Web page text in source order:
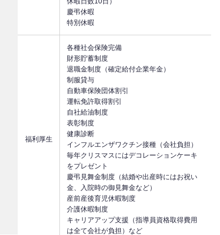
慶弔休暇
特別休暇
福利厚生
各種社会保険完備
財形貯蓄制度
退職金制度（確定給付企業年金）
制服貸与
自動車保険団体割引
運転免許取得割引
自社給油制度
表彰制度
健康診断
インフルエンザワクチン接種（会社負担）
毎年クリスマスにはデコレーションケーキ
をプレゼント
慶弔見舞金制度（結婚や出産時にはお祝い
金、入院時の御見舞金など）
産前産後育児休暇制度
介護休暇制度
キャリアアップ支援（指導員資格取得費用
は全て会社が負担）など